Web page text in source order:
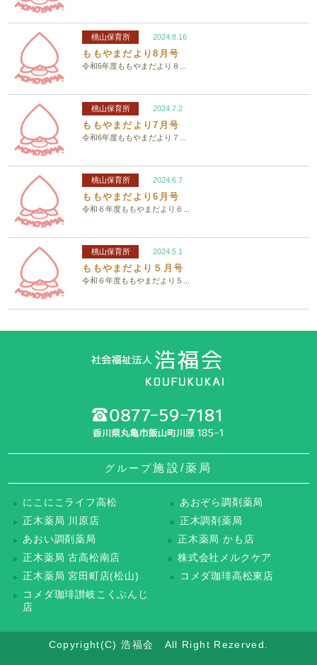
桃山保育所 2024.8.16
ももやまだより8月号
令和6年度ももやまだより８...
桃山保育所 2024.7.2
ももやまだより7月号
令和6年度ももやまだより７...
桃山保育所 2024.6.7
ももやまだより6月号
令和６年度ももやまだより６...
桃山保育所 2024.5.1
ももやまだより５月号
令和６年度ももやまだより５...
グループ施設/薬局
にこにこライフ高松
あおぞら調剤薬局
正木薬局 川原店
正木調剤薬局
あおい調剤薬局
正木薬局 かも店
正木薬局 古高松南店
株式会社メルクケア
正木薬局 宮田町店(松山)
コメダ珈琲高松東店
コメダ珈琲讃岐こくぶんじ
店
Copyright(C) 浩福会 All Right Rezerved.